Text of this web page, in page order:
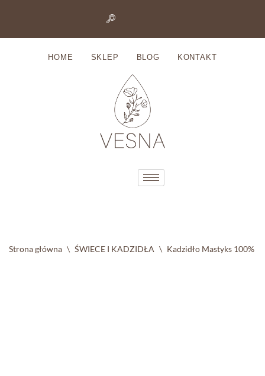
HOME SKLEP BLOG KONTAKT
Strona główna \ ŚWIECE I KADZIDŁA \ Kadzidło Mastyks 100% z